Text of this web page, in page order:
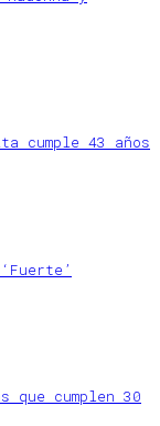
cumple 43 años
que cumplen 30